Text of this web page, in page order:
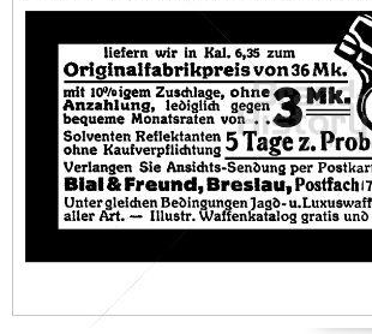
Marken
Konzerne